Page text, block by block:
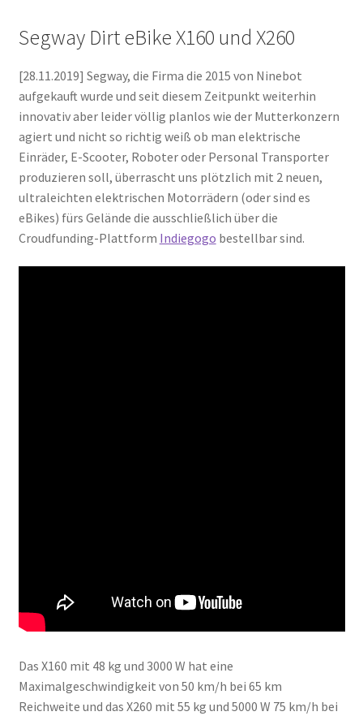
Segway Dirt eBike X160 und X260
[28.11.2019] Segway, die Firma die 2015 von Ninebot
aufgekauft wurde und seit diesem Zeitpunkt weiterhin
innovativ aber leider völlig planlos wie der Mutterkonzern
agiert und nicht so richtig weiß ob man elektrische
Einräder, E-Scooter, Roboter oder Personal Transporter
produzieren soll, überrascht uns plötzlich mit 2 neuen,
ultraleichten elektrischen Motorrädern (oder sind es
eBikes) fürs Gelände die ausschließlich über die
Croudfunding-Plattform Indiegogo bestellbar sind.
Das X160 mit 48 kg und 3000 W hat eine
Maximalgeschwindigkeit von 50 km/h bei 65 km
Reichweite und das X260 mit 55 kg und 5000 W 75 km/h bei